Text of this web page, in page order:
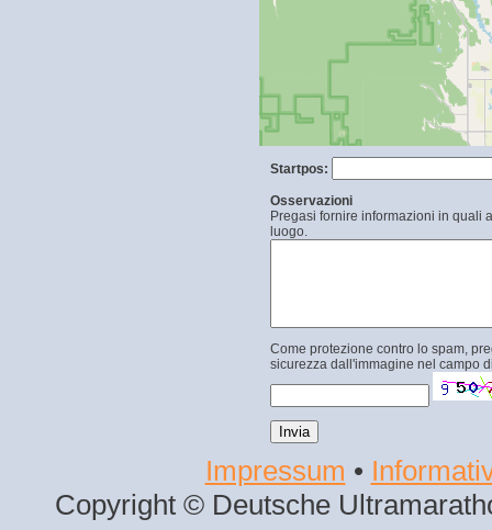
Startpos:
Osservazioni
Pregasi fornire informazioni in quali
luogo.
Come protezione contro lo spam,
sicurezza dall'immagine nel campo
Impressum •
Copyright © Deutsche